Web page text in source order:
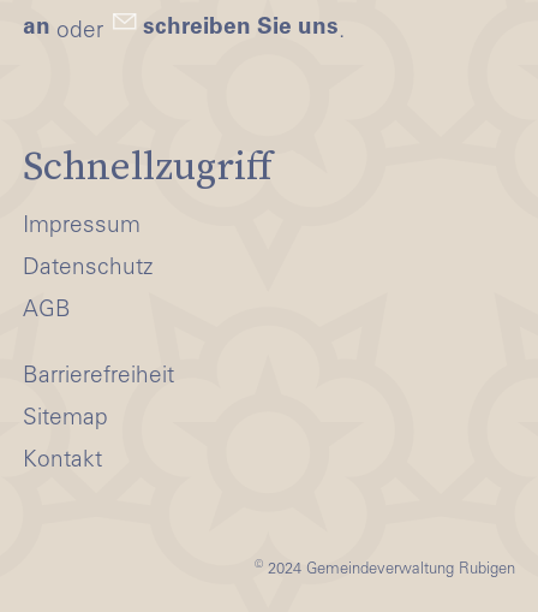
an oder schreiben Sie uns.
Schnellzugriff
Impressum
Datenschutz
AGB
Barrierefreiheit
Sitemap
Kontakt
© 2024 Gemeindeverwaltung Rubigen